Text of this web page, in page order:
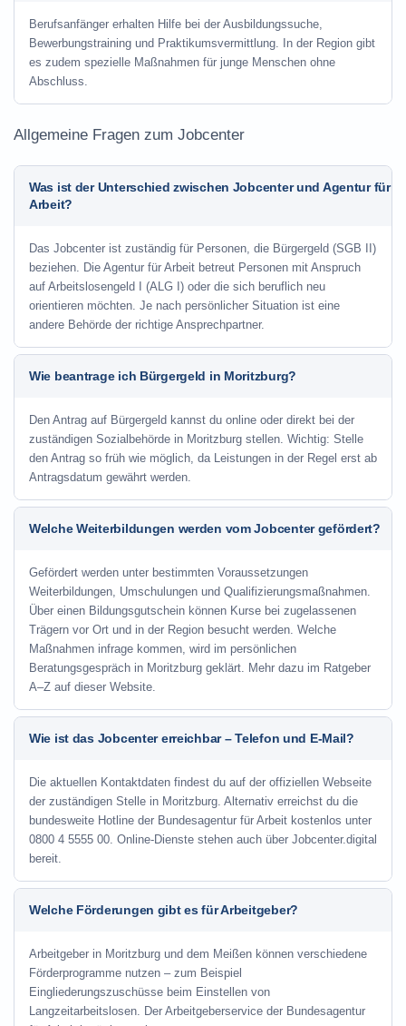
Berufsanfänger erhalten Hilfe bei der Ausbildungssuche,
Bewerbungstraining und Praktikumsvermittlung. In der Region gibt
es zudem spezielle Maßnahmen für junge Menschen ohne
Abschluss.
Allgemeine Fragen zum Jobcenter
Was ist der Unterschied zwischen Jobcenter und Agentur für
Arbeit?
Das Jobcenter ist zuständig für Personen, die Bürgergeld (SGB II)
beziehen. Die Agentur für Arbeit betreut Personen mit Anspruch
auf Arbeitslosengeld I (ALG I) oder die sich beruflich neu
orientieren möchten. Je nach persönlicher Situation ist eine
andere Behörde der richtige Ansprechpartner.
Wie beantrage ich Bürgergeld in Moritzburg?
Den Antrag auf Bürgergeld kannst du online oder direkt bei der
zuständigen Sozialbehörde in Moritzburg stellen. Wichtig: Stelle
den Antrag so früh wie möglich, da Leistungen in der Regel erst ab
Antragsdatum gewährt werden.
Welche Weiterbildungen werden vom Jobcenter gefördert?
Gefördert werden unter bestimmten Voraussetzungen
Weiterbildungen, Umschulungen und Qualifizierungsmaßnahmen.
Über einen Bildungsgutschein können Kurse bei zugelassenen
Trägern vor Ort und in der Region besucht werden. Welche
Maßnahmen infrage kommen, wird im persönlichen
Beratungsgespräch in Moritzburg geklärt. Mehr dazu im Ratgeber
A–Z auf dieser Website.
Wie ist das Jobcenter erreichbar – Telefon und E-Mail?
Die aktuellen Kontaktdaten findest du auf der offiziellen Webseite
der zuständigen Stelle in Moritzburg. Alternativ erreichst du die
bundesweite Hotline der Bundesagentur für Arbeit kostenlos unter
0800 4 5555 00. Online-Dienste stehen auch über Jobcenter.digital
bereit.
Welche Förderungen gibt es für Arbeitgeber?
Arbeitgeber in Moritzburg und dem Meißen können verschiedene
Förderprogramme nutzen – zum Beispiel
Eingliederungszuschüsse beim Einstellen von
Langzeitarbeitslosen. Der Arbeitgeberservice der Bundesagentur